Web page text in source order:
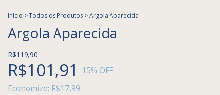
Início >Todos os Produtos >Argola Aparecida
Argola Aparecida
R$119,90
R$101,91 15% OFF
Economize: R$17,99